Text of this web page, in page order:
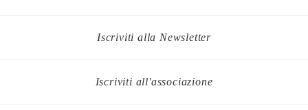
Iscriviti alla Newsletter
Iscriviti all'associazione